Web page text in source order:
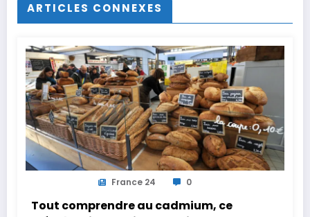
ARTICLES CONNEXES
France 24 0
Tout comprendre au cadmium, ce